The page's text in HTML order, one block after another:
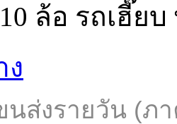
ล้อ รถเฮี๊ยบ
ง
นส่งรายวัน (ภ